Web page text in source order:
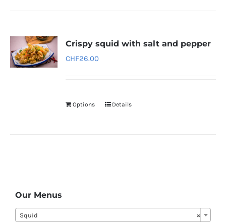
Crispy squid with salt and pepper
CHF26.00
Options Details
Our Menus
×
Squid